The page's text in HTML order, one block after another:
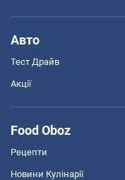
Авто
Тест Драйв
Акції
Food Oboz
Рецепти
Новини Кулінарії